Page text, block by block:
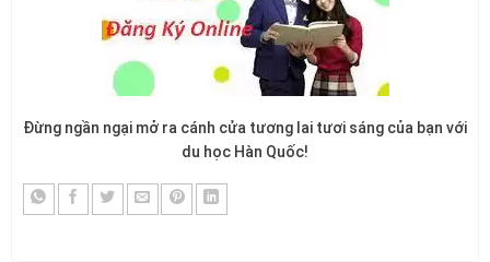
Đừng ngần ngại mở ra cánh cửa tương lai tươi sáng của bạn với
du học Hàn Quốc!